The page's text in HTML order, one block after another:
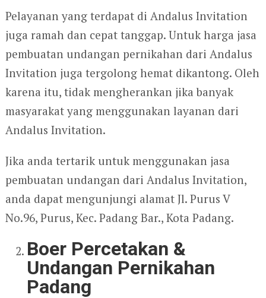
Pelayanan yang terdapat di Andalus Invitation
juga ramah dan cepat tanggap. Untuk harga jasa
pembuatan undangan pernikahan dari Andalus
Invitation juga tergolong hemat dikantong. Oleh
karena itu, tidak mengherankan jika banyak
masyarakat yang menggunakan layanan dari
Andalus Invitation.
Jika anda tertarik untuk menggunakan jasa
pembuatan undangan dari Andalus Invitation,
anda dapat mengunjungi alamat Jl. Purus V
No.96, Purus, Kec. Padang Bar., Kota Padang.
Boer Percetakan &
Undangan Pernikahan
Padang